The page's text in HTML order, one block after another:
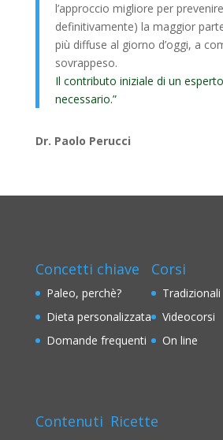
l’approccio migliore per
definitivamente) la maggior
più diffuse al giorno d’oggi, a
sovrappeso.
Il contributo iniziale di un
necessario.”
Dr. Paolo Perucci
Concetti chiave
Paleo, perchè?
Dieta personalizzata
Domande frequenti
Corsi
Tradizionali
Videocorsi
On line
Contenuti Ricette